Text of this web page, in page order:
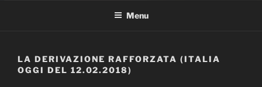
Menu
LA DERIVAZIONE RAFFORZATA (ITALIA
OGGI DEL 12.02.2018)